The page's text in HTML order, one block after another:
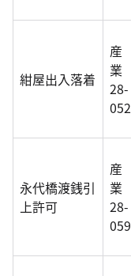
紺屋出入落着
産
業
28-
052
永代橋渡銭引
上許可
産
業
28-
059